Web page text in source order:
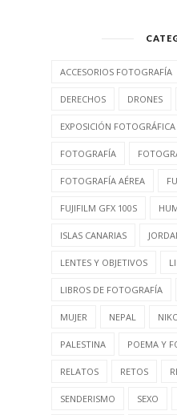
ACCESORIOS FOTOGRAFÍA
DERECHOS DRONES
EXPOSICIÓN FOTOGRÁFICA
FOTOGRAFÍA
FOTOGRAFÍA AÉREA
FUJIFILM GFX 100S
ISLAS CANARIAS
LENTES Y OBJETIVOS
LIBROS DE FOTOGRAFÍA
MUJER NEPAL
PALESTINA POEMA Y
RELATOS RETOS
SENDERISMO SEXO